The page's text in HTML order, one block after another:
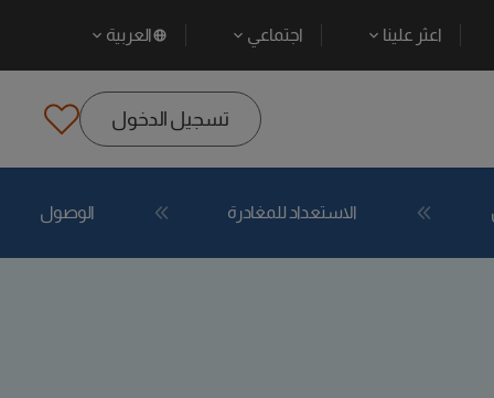
اعثر علينا اجتماعي العربية
تسجيل الدخول
الاستعداد للمغادرة الوصول